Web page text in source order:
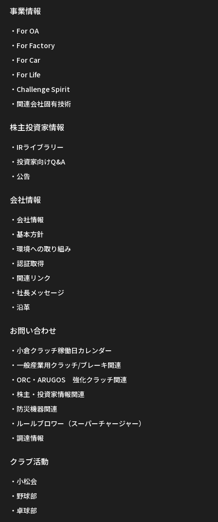
事業情報
For OA
For Factory
For Car
For Life
Challenge Spirit
関連会社固有技術
株主投資家情報
IRライブラリー
投資家向けQ&A
公告
会社情報
会社情報
基本方針
環境への取り組み
認証取得
関連リンク
社長メッセージ
沿革
お問い合わせ
小倉クラッチ稼働日カレンダー
一般産業用クラッチ/ブレーキ関連
ORC・ARUGOS 強化クラッチ関連
株主・投資家情報関連
防災機器関連
ルールブロワー（スーパーチャージャー）
調達情報
クラブ活動
小松会
野球部
卓球部